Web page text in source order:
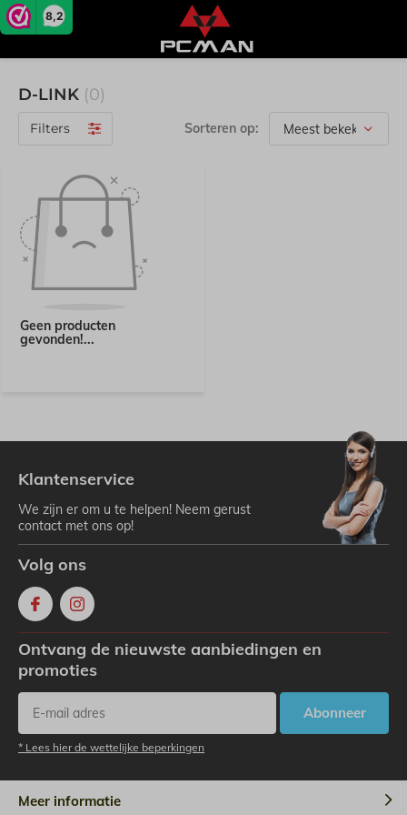
8,2
D-LINK (0)
Filters Sorteren op:
Geen producten
gevonden!...
Klantenservice
We zijn er om u te helpen! Neem gerust
contact met ons op!
Volg ons
Ontvang de nieuwste aanbiedingen en
promoties
Abonneer
* Lees hier de wettelijke beperkingen
Meer informatie